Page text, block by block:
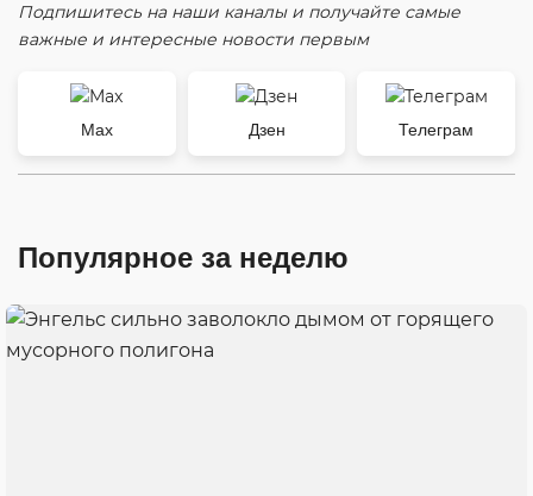
Подпишитесь на наши каналы и получайте самые
важные и интересные новости первым
Max Дзен Телеграм
Популярное за неделю